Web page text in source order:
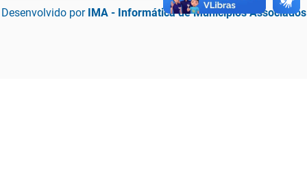
Desenvolvido por IMA - Informática de Municípios Associados